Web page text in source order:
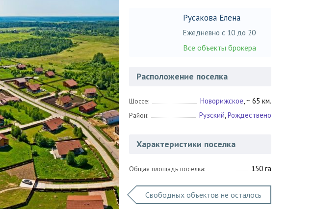
Русакова Елена
Ежедневно с 10 до 20
Все объекты брокера
Расположение поселка
Шоссе: Новорижское, ~ 65 км.
Район: Рузский,Рождествено
Характеристики поселка
Общая площадь поселка: 150 га
Свободных объектов не осталось